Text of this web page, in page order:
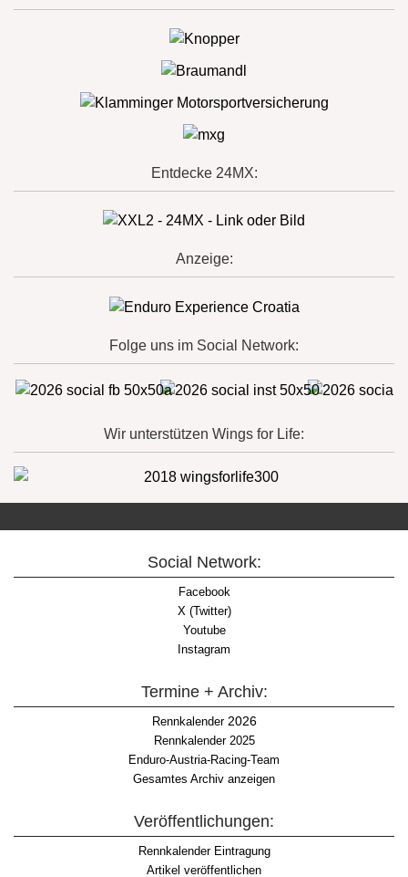
Entdecke 24MX:
Anzeige:
Folge uns im Social Network:
Wir unterstützen Wings for Life:
Social Network:
Facebook
X (Twitter)
Youtube
Instagram
Termine + Archiv:
Rennkalender2026
Rennkalender 2025
Enduro-Austria-Racing-Team
Gesamtes Archiv anzeigen
Veröffentlichungen:
Rennkalender Eintragung
Artikel veröffentlichen